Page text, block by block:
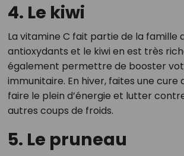
4. Le kiwi
La vitamine C fait partie de la famille
antioxydants et le kiwi en est très
également permettre de booster
immunitaire. En hiver, faites une cure
faire le plein d’énergie et lutter
autres coups de froids.
5. Le pruneau